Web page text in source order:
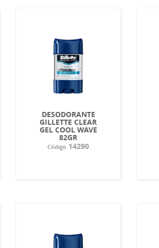
DESODORANTE
GILLETTE CLEAR
GEL COOL WAVE
82GR
Código 14290